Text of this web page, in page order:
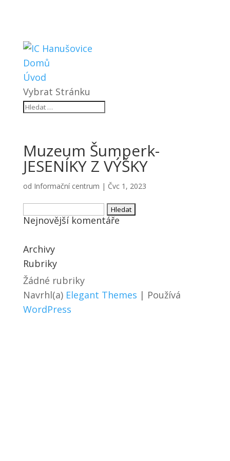
Domů
Úvod
Vybrat Stránku
Muzeum Šumperk-
JESENÍKY Z VÝŠKY
od Informační centrum | Čvc 1, 2023
Vyhledávání
Nejnovější komentáře
Archivy
Rubriky
Žádné rubriky
Navrhl(a) Elegant Themes | Používá
WordPress